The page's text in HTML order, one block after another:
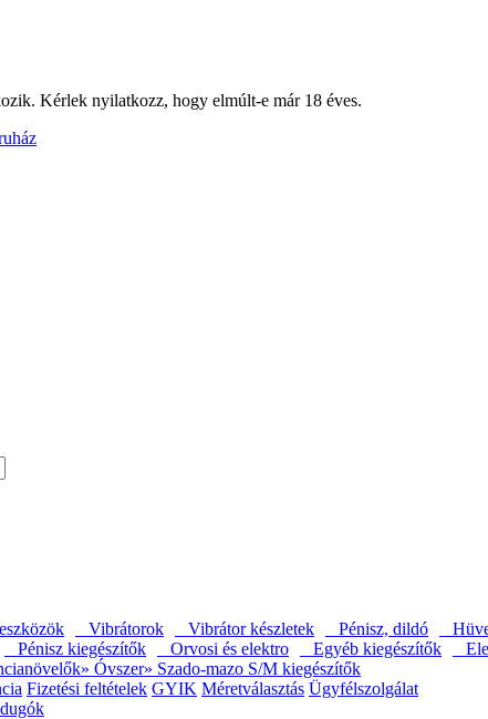
Kérlek nyilatkozz, hogy elmúlt-e már 18 éves.
Vibrátorok Vibrátor készletek Pénisz, dildó
Pénisz kiegészítők Orvosi és elektro Egyéb kiegészítők
» Óvszer» Szado-mazo S/M kiegészítők
Fizetési feltételek GYIK Méretválasztás Ügyfélszolgálat